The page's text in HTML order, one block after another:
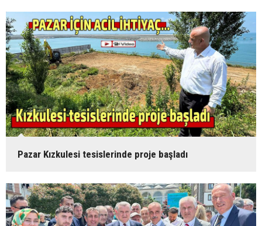
Pazar Kızkulesi tesislerinde proje başladı